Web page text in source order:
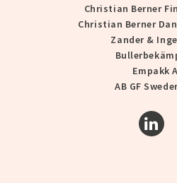
Christian Berner
Christian Berner
Zander &
Empakk
AB GF